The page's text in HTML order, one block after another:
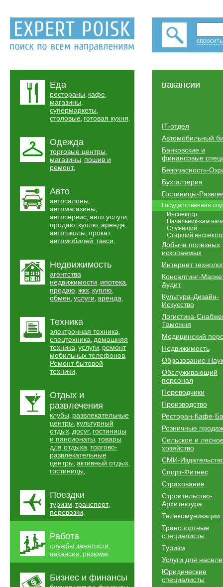
Еда
рестораны, кафе,
магазины,
супермаркеты,
столовые, готовая кухня,
Одежда
торговые центры,
магазины, пошив и
ремонт,
Авто
автосалоны,
автомагазины,
автосервис, авто услуги,
продаю, куплю, аренда,
автошколы, прокат
автомобилей, такси,
Недвижимость
агентства
недвижимости, ипотека,
продаю, жкх, куплю,
обмен, услуги, аренда,
Техника
электронная техника,
спецтехника, домашняя
техника, услуги, ремонт
мобильных телефонов,
Ремонт бытовой
техники,
Отдых и
развлечения
клубы, развлекательные
центры, культурный
отдых, досуг, гостиницы
и пансионаты, товары
для отдыха, торгово-
развлекательные
центры, активный отдых,
гостиницы,
Поездки
туризм, транспорт,
перевозки,
Работа
службы занятости,
вакансии, резюме,
Бизнес и финансы
вакансии
IT-отдел
Автомобильный
Банковские и
финансовые
Безопасность-
Бухгалтерия
Гостиницы-
Государственная
Инспектор
Начальник-
Служащий
Старший
Добыча полезных
ископаемых
Интернет
Консалтинг-
Аудит
Культура-Дизайн-
Искусство
Логистика-
Таможня
Медицинский
Недвижимость
Образование-
Обслуживающий
персонал
Переводчики
Производство
Ресторан-Кафе-
Розничные
Сельское и
хозяйство
СМИ-
Спорт-Фитнес
Страхование
Строительство-
Архитектура
Телекомуникации
Транспортные
специалисты
Туризм
Услуги для
Юридические
специалисты